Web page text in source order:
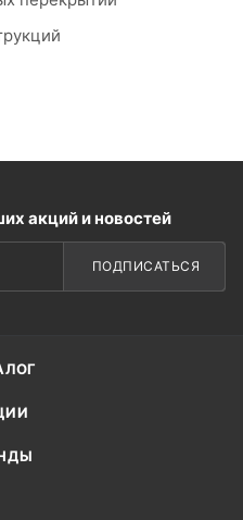
акций и новостей
ПОДПИСАТЬСЯ